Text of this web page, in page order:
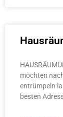
möchten
entrümpeln
besten